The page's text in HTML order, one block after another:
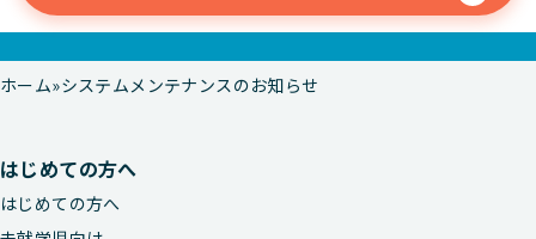
ホーム システムメンテナンスのお知らせ
はじめての方へ
はじめての方へ